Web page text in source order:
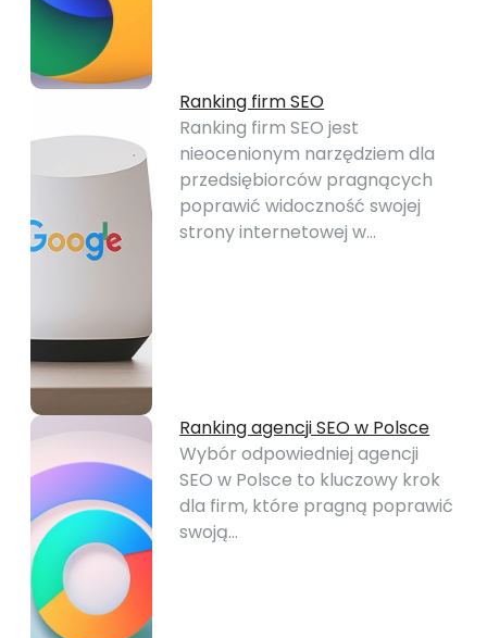
Ranking firm SEO
Ranking firm SEO jest
nieocenionym narzędziem dla
przedsiębiorców pragnących
poprawić widoczność swojej
strony internetowej w…
Ranking agencji SEO w Polsce
Wybór odpowiedniej agencji
SEO w Polsce to kluczowy krok
dla firm, które pragną poprawić
swoją…